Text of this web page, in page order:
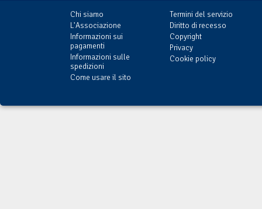
Chi siamo
L'Associazione
Informazioni sui
pagamenti
Informazioni sulle
spedizioni
Come usare il sito
Termini del servizio
Diritto di recesso
Copyright
Privacy
Cookie policy